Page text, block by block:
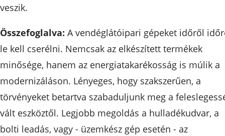
veszik.
Összefoglalva: A vendéglátóipari gépeket időről
le kell cserélni. Nemcsak az elkészített termékek
minősége, hanem az energiatakarékosság is múlik a
modernizáláson. Lényeges, hogy szakszerűen, a
törvényeket betartva szabaduljunk meg a
vált eszköztől. Legjobb megoldás a hulladékudvar, a
bolti leadás, vagy - üzemkész gép esetén - az